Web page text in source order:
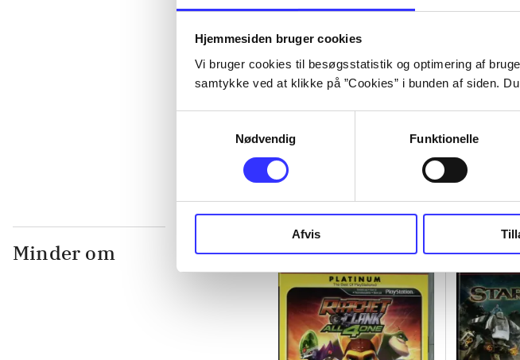
Hjemmesiden bruger cookies
Vi bruger cookies til besøgsstatistik og optimering af
samtykke ved at klikke på ”Cookies” i bunden af siden.
Nødvendig
Funktionelle
Afvis
...
...
Minder om